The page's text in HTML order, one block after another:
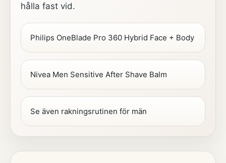
hålla fast vid.
Philips OneBlade Pro 360 Hybrid Face + Body
Nivea Men Sensitive After Shave Balm
Se även rakningsrutinen för män